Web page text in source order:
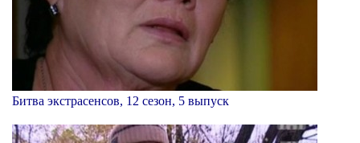
Битва экстрасенсов, 12 сезон, 5 выпуск